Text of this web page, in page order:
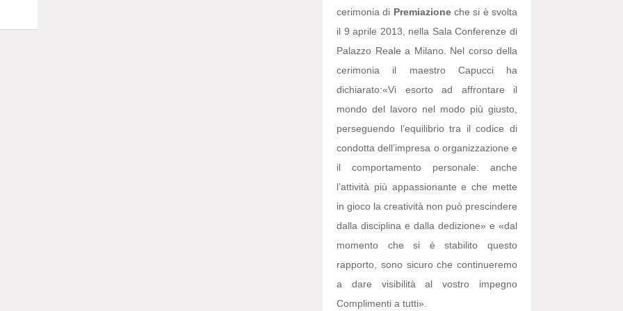
cerimonia di Premiazioneche si è svolta
il 9 aprile 2013, nella Sala Conferenze di
Palazzo Reale a Milano. Nel corso della
cerimonia il maestro Capucci ha
dichiarato:«Vi esorto ad affrontare il
mondo del lavoro nel modo più giusto,
perseguendo l’equilibrio tra il codice di
condotta dell’impresa o organizzazione e
il comportamento personale: anche
l’attività più appassionante e che mette
in gioco la creatività non può prescindere
dalla disciplina e dalla dedizione» e «dal
momento che si è stabilito questo
rapporto, sono sicuro che continueremo
a dare visibilità al vostro impegno
Complimenti a tutti».